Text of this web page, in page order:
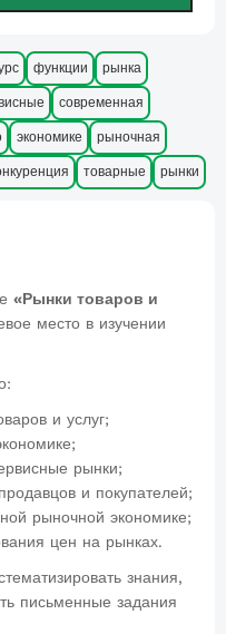
функции рынка
современная
экономике рыночная
товарные рынки
«Рынки товаров и
место в изучении
и услуг;
рынки;
и покупателей;
рыночной экономике;
цен на рынках.
знания,
письменные задания